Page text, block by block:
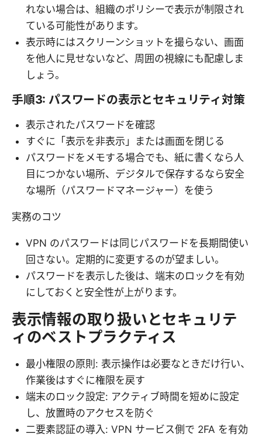
れない場合は、組織のポリシーで表示が制限され
ている可能性があります。
表示時にはスクリーンショットを撮らない、画面
を他人に見せないなど、周囲の視線にも配慮しま
しょう。
手順3: パスワードの表示とセキュリティ対策
表示されたパスワードを確認
すぐに「表示を非表示」または画面を閉じる
パスワードをメモする場合でも、紙に書くなら人
目につかない場所、デジタルで保存するなら安全
な場所（パスワードマネージャー）を使う
実務のコツ
VPN のパスワードは同じパスワードを長期間使い
回さない。定期的に変更するのが望ましい。
パスワードを表示した後は、端末のロックを有効
にしておくと安全性が上がります。
表示情報の取り扱いとセキュリテ
ィのベストプラクティス
最小権限の原則: 表示操作は必要なときだけ行い、
作業後はすぐに権限を戻す
端末のロック設定: アクティブ時間を短めに設定
し、放置時のアクセスを防ぐ
二要素認証の導入: VPN サービス側で 2FA を有効